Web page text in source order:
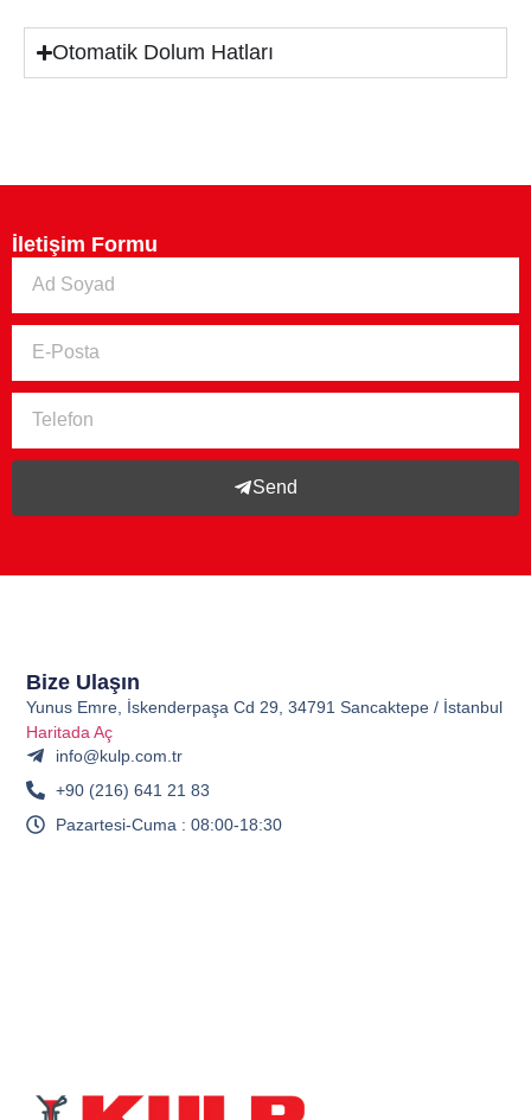
Otomatik Dolum Hatları
İletişim Formu
Send
Bize Ulaşın
Yunus Emre, İskenderpaşa Cd 29, 34791 Sancaktepe / İstanbul
Haritada Aç
info@kulp.com.tr
+90 (216) 641 21 83
Pazartesi-Cuma : 08:00-18:30